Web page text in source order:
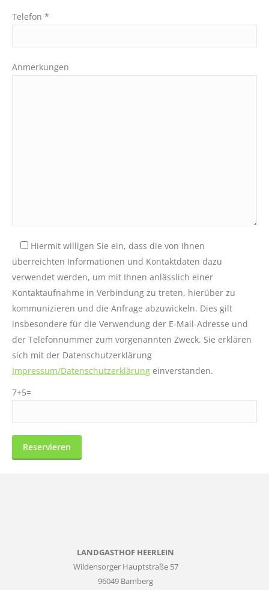
Telefon *
Anmerkungen
Hiermit willigen Sie ein, dass die von Ihnen
überreichten Informationen und Kontaktdaten dazu
verwendet werden, um mit Ihnen anlässlich einer
Kontaktaufnahme in Verbindung zu treten, hierüber zu
kommunizieren und die Anfrage abzuwickeln. Dies gilt
insbesondere für die Verwendung der E-Mail-Adresse und
der Telefonnummer zum vorgenannten Zweck. Sie erklären
sich mit der Datenschutzerklärung
Impressum/Datenschutzerklärung einverstanden.
7+5=
LANDGASTHOF HEERLEIN
Wildensorger Hauptstraße 57
96049 Bamberg